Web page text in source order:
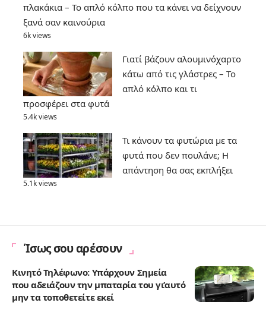
πλακάκια – Το απλό κόλπο που τα κάνει να δείχνουν
ξανά σαν καινούρια
6k views
Γιατί βάζουν αλουμινόχαρτο
κάτω από τις γλάστρες – Το
απλό κόλπο και τι
προσφέρει στα φυτά
5.4k views
Τι κάνουν τα φυτώρια με τα
φυτά που δεν πουλάνε; Η
απάντηση θα σας εκπλήξει
5.1k views
Ίσως σου αρέσουν
Κινητό Τηλέφωνο: Υπάρχουν Σημεία
που αδειάζουν την μπαταρία του γι’αυτό
μην τα τοποθετείτε εκεί